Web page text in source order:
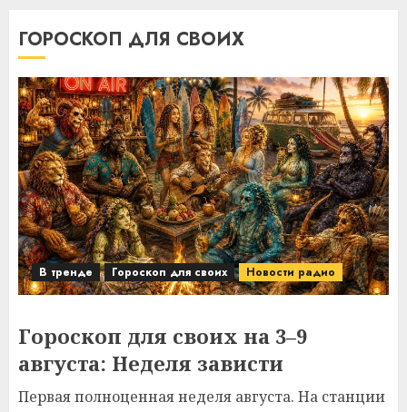
ГОРОСКОП ДЛЯ СВОИХ
В тренде Гороскоп для своих Новости радио
Гороскоп для своих на 3–9
августа: Неделя зависти
Первая полноценная неделя августа. На станции